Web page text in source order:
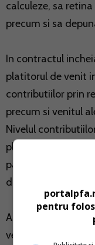
calculeze, sa retina
precum si sa
In contractul
platitorul de venit
contributiilor prin
precum si venitul
Nivelul
plata de catre
parti, pana la
datorate.
Asadar in cazul
venitului net
pentru